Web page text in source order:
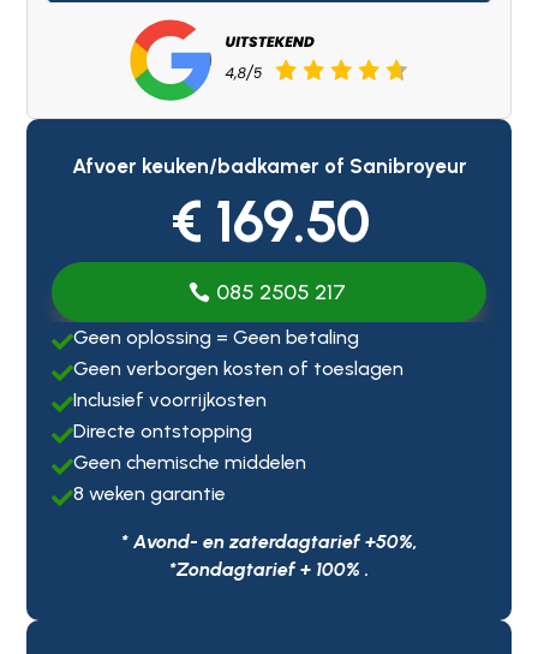
Afvoer keuken/badkamer of Sanibroyeur
€ 169.50
085 2505 217
Geen oplossing = Geen betaling
Geen verborgen kosten of toeslagen
Inclusief voorrijkosten
Directe ontstopping
Geen chemische middelen
8 weken garantie
* Avond- en zaterdagtarief +50%,
*Zondagtarief + 100% .